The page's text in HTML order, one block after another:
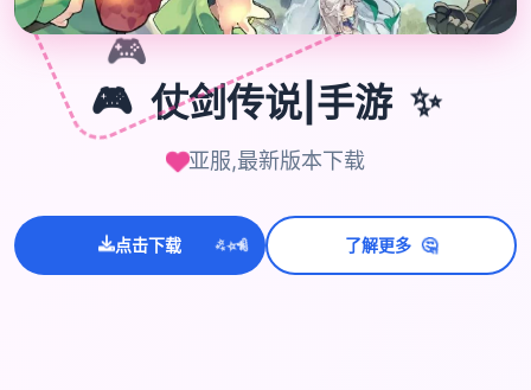
🎮
🎮 仗剑传说|手游 ✨
亚服,最新版本下载
点击下载 ✨⭐💫 了解更多 🤔